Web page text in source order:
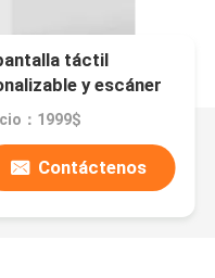
táctil
y escáner
22 pulgadas / 27
：1999$
Contáctenos